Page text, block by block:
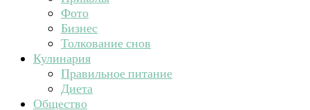
Фото
Бизнес
Толкование снов
Кулинария
Правильное питание
Диета
Общество